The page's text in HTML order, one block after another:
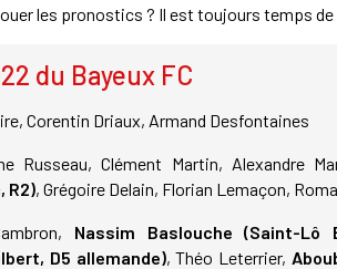
les pronostics ? Il est toujours temps de
du Bayeux FC
Corentin Driaux, Armand Desfontaines
Russeau, Clément Martin, Alexandre
R2), Grégoire Delain, Florian Lemaçon,
Nassim Baslouche (Saint-Lô
D5 allemande), Théo Leterrier,